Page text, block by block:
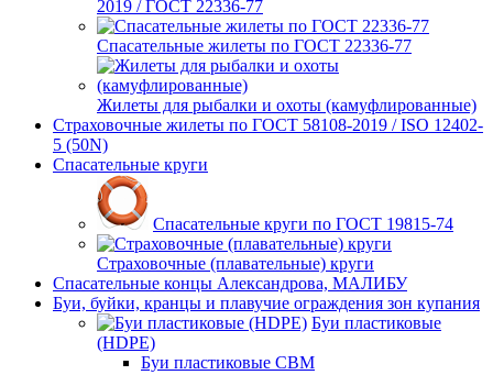
2019 / ГОСТ 22336-77
Спасательные жилеты по ГОСТ 22336-77
Жилеты для рыбалки и охоты (камуфлированные)
Страховочные жилеты по ГОСТ 58108-2019 / ISO 12402-
5 (50N)
Спасательные круги
Спасательные круги по ГОСТ 19815-74
Страховочные (плавательные) круги
Спасательные концы Александрова, МАЛИБУ
Буи, буйки, кранцы и плавучие ограждения зон купания
Буи пластиковые
(HDPE)
Буи пластиковые СВМ